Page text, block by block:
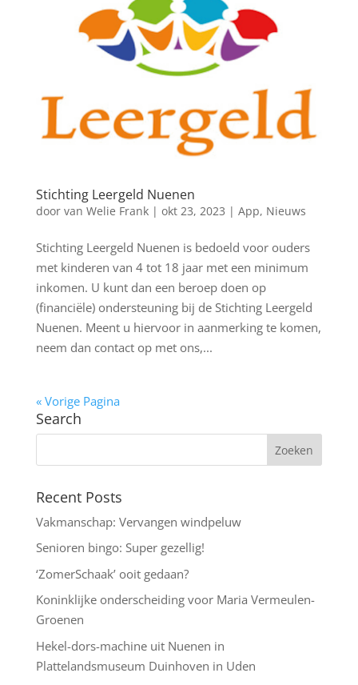
Stichting Leergeld Nuenen
door van Welie Frank| okt 23, 2023 | App, Nieuws
Stichting Leergeld Nuenen is bedoeld voor ouders
met kinderen van 4 tot 18 jaar met een minimum
inkomen. U kunt dan een beroep doen op
(financiële) ondersteuning bij de Stichting Leergeld
Nuenen. Meent u hiervoor in aanmerking te komen,
neem dan contact op met ons,...
« Vorige Pagina
Search
Recent Posts
Vakmanschap: Vervangen windpeluw
Senioren bingo: Super gezellig!
‘ZomerSchaak’ ooit gedaan?
Koninklijke onderscheiding voor Maria Vermeulen-
Groenen
Hekel-dors-machine uit Nuenen in
Plattelandsmuseum Duinhoven in Uden